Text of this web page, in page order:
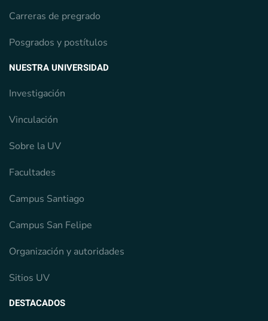
Carreras de pregrado
Posgrados y postítulos
NUESTRA UNIVERSIDAD
Investigación
Vinculación
Sobre la UV
Facultades
Campus Santiago
Campus San Felipe
Organización y autoridades
Sitios UV
DESTACADOS